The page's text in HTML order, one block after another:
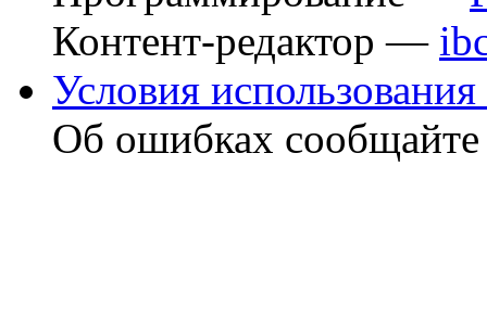
Контент-редактор —
Условия использования
Об ошибках